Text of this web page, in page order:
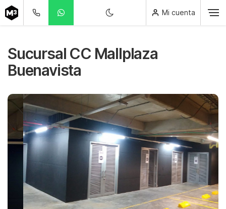
Mi cuenta
Sucursal CC Mallplaza
Buenavista